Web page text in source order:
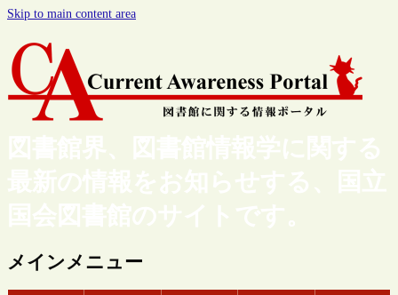
Skip to main content area
図書館界、図書館情報学に関する
最新の情報をお知らせする、国立
国会図書館のサイトです。
メインメニュー